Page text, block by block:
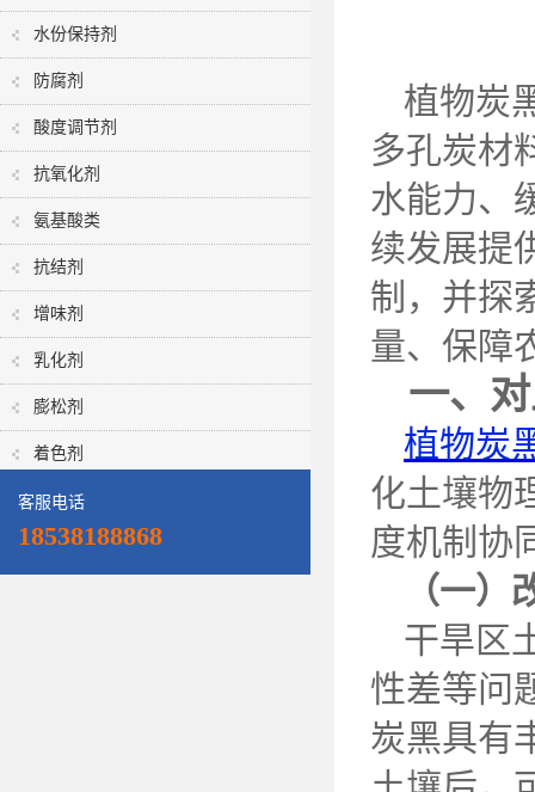
水份保持剂
防腐剂
酸度调节剂
抗氧化剂
氨基酸类
抗结剂
增味剂
乳化剂
膨松剂
着色剂
客服电话
18538188868
植物炭
多孔炭材
水能力、
续发展提
制，并探
量、保障
一、
植物炭
化土壤物
度机制协
（一
干旱区
性差等问
炭黑具有